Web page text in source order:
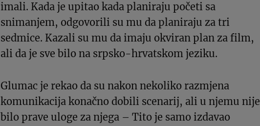
imali. Kada je upitao kada planiraju početi sa
snimanjem, odgovorili su mu da planiraju za tri
sedmice. Kazali su mu da imaju okviran plan za film,
ali da je sve bilo na srpsko-hrvatskom jeziku.
Glumac je rekao da su nakon nekoliko razmjena
komunikacija konačno dobili scenarij, ali u njemu nije
bilo prave uloge za njega – Tito je samo izdavao